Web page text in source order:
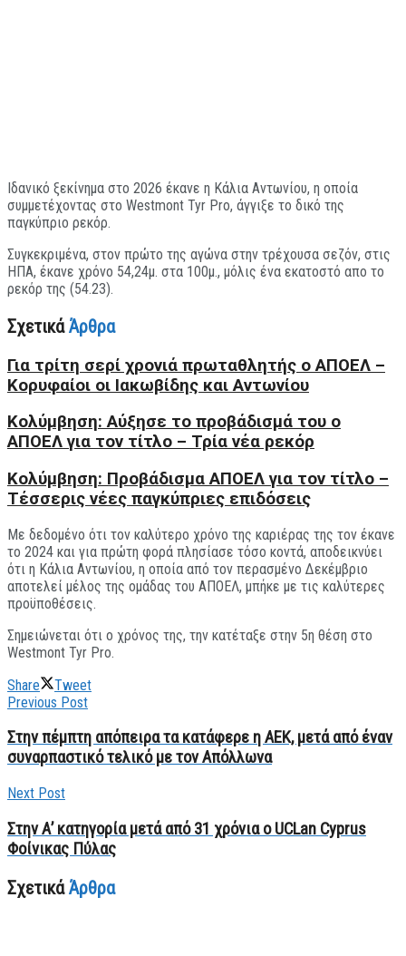
Iδανικό ξεκίνημα στο 2026 έκανε η Κάλια Αντωνίου, η οποία
συμμετέχοντας στο Westmont Tyr Pro, άγγιξε το δικό της
παγκύπριο ρεκόρ.
Συγκεκριμένα, στον πρώτο της αγώνα στην τρέχουσα σεζόν, στις
ΗΠΑ, έκανε χρόνο 54,24μ. στα 100μ., μόλις ένα εκατοστό απο το
ρεκόρ της (54.23).
ΣχετικάΆρθρα
Για τρίτη σερί χρονιά πρωταθλητής ο ΑΠΟΕΛ –
Κορυφαίοι οι Ιακωβίδης και Αντωνίου
Κολύμβηση: Αύξησε το προβάδισμά του ο
ΑΠΟΕΛ για τον τίτλο – Τρία νέα ρεκόρ
Κολύμβηση: Προβάδισμα ΑΠΟΕΛ για τον τίτλο –
Tέσσερις νέες παγκύπριες επιδόσεις
Με δεδομένο ότι τον καλύτερο χρόνο της καριέρας της τον έκανε
το 2024 και για πρώτη φορά πλησίασε τόσο κοντά, αποδεικνύει
ότι η Κάλια Αντωνίου, η οποία από τον περασμένο Δεκέμβριο
αποτελεί μέλος της ομάδας του ΑΠΟΕΛ, μπήκε με τις καλύτερες
προϋποθέσεις.
Σημειώνεται ότι ο χρόνος της, την κατέταξε στην 5η θέση στο
Westmont Tyr Pro.
Share
Tweet
Previous Post
Στην πέμπτη απόπειρα τα κατάφερε η ΑΕΚ, μετά από έναν
συναρπαστικό τελικό με τον Απόλλωνα
Next Post
Στην Α’ κατηγορία μετά από 31 χρόνια ο UCLan Cyprus
Φοίνικας Πύλας
ΣχετικάΆρθρα